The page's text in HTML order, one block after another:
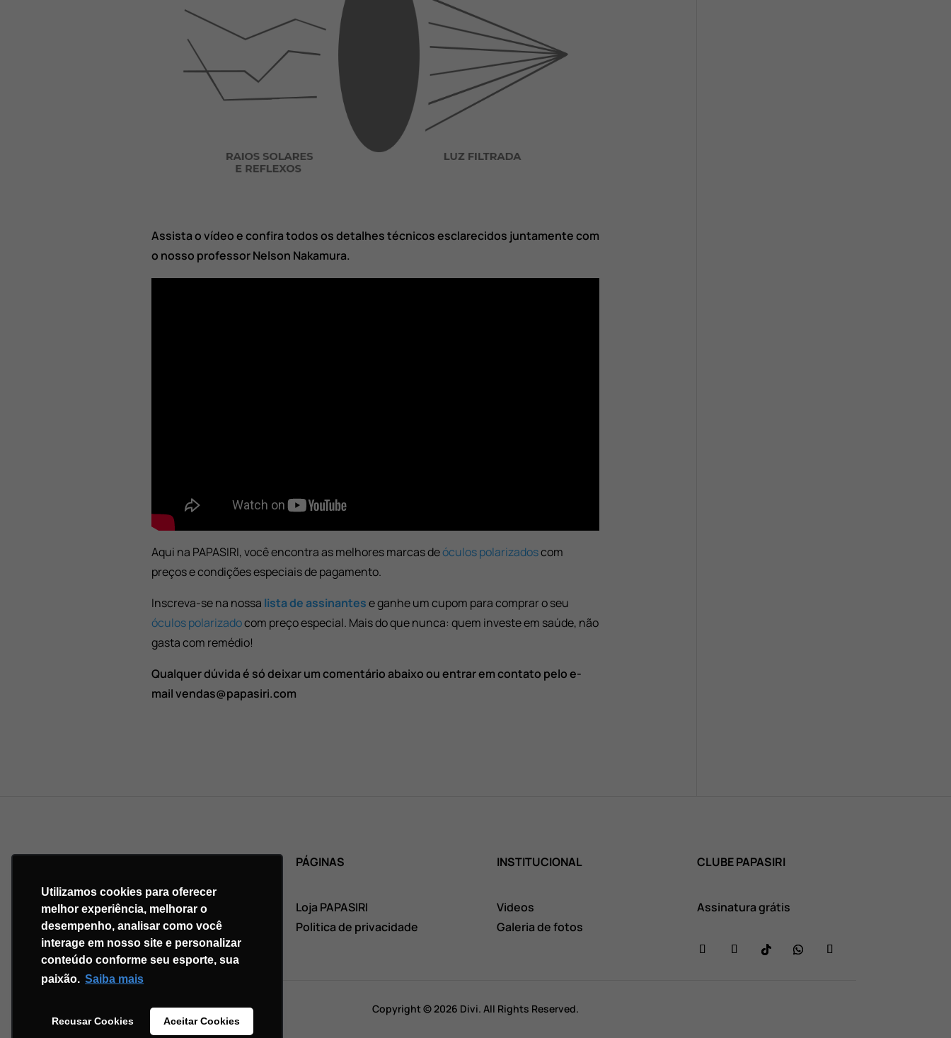
Utilizamos cookies para oferecer
melhor experiência, melhorar o
desempenho, analisar como você
interage em nosso site e personalizar
conteúdo conforme seu esporte, sua
paixão. Saiba mais
Recusar Cookies Aceitar Cookies
Assista o vídeo e confira todos os detalhes técnicos esclarecidos juntamente com
o nosso professor Nelson Nakamura.
Aqui na PAPASIRI, você encontra as melhores marcas deóculos polarizadoscom
preços e condições especiais de pagamento.
Inscreva-se na nossa lista de assinantese ganhe um cupom para comprar o seu
óculos polarizadocom preço especial. Mais do que nunca: quem investe em saúde, não
gasta com remédio!
Qualquer dúvida é só deixar um comentário abaixo ou entrar em contato pelo e-
mail vendas@papasiri.com
Início
Quem somos
Contato
PÁGINAS
Loja PAPASIRI
Politica de privacidade
INSTITUCIONAL
Videos
Galeria de fotos
CLUBE PAPASIRI
Assinatura grátis
Copyright © 2026 Divi. All Rights Reserved.